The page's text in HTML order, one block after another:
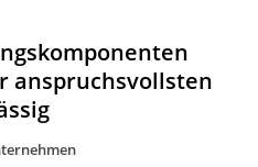
anspruchsvollsten